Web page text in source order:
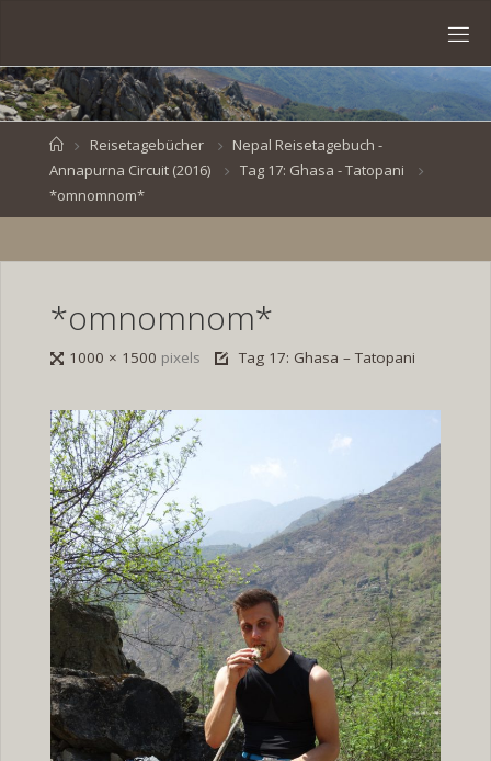
content
VEN
BR
DE
HomeReisetagebücher
Nepal Reisetagebuch -
Annapurna Circuit (2016)
Tag 17: Ghasa - Tatopani
*omnomnom*
*omnomnom*
Full1000 × 1500 pixels Tag 17: Ghasa – Tatopani